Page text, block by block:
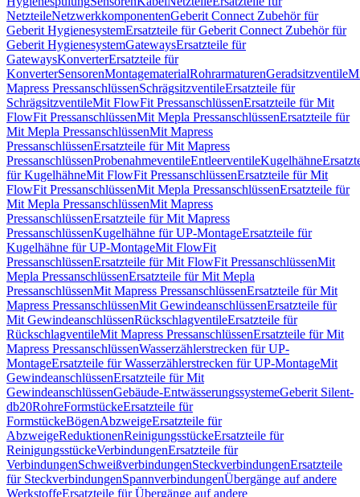
NetzteileNetzwerkkomponentenGeberit Connect Zubehör für
Geberit HygienesystemErsatzteile für Geberit Connect Zubehör für
Geberit HygienesystemGatewaysErsatzteile für
GatewaysKonverterErsatzteile für
KonverterSensorenMontagematerialRohrarmaturenGeradsitzventile
Mapress PressanschlüssenSchrägsitzventileErsatzteile für
SchrägsitzventileMit FlowFit PressanschlüssenErsatzteile für Mit
FlowFit PressanschlüssenMit Mepla PressanschlüssenErsatzteile für
Mit Mepla PressanschlüssenMit Mapress
PressanschlüssenErsatzteile für Mit Mapress
PressanschlüssenProbenahmeventileEntleerventileKugelhähne
für KugelhähneMit FlowFit PressanschlüssenErsatzteile für Mit
FlowFit PressanschlüssenMit Mepla PressanschlüssenErsatzteile für
Mit Mepla PressanschlüssenMit Mapress
PressanschlüssenErsatzteile für Mit Mapress
PressanschlüssenKugelhähne für UP-MontageErsatzteile für
Kugelhähne für UP-MontageMit FlowFit
PressanschlüssenErsatzteile für Mit FlowFit PressanschlüssenMit
Mepla PressanschlüssenErsatzteile für Mit Mepla
PressanschlüssenMit Mapress PressanschlüssenErsatzteile für Mit
Mapress PressanschlüssenMit GewindeanschlüssenErsatzteile für
Mit GewindeanschlüssenRückschlagventileErsatzteile für
RückschlagventileMit Mapress PressanschlüssenErsatzteile für Mit
Mapress PressanschlüssenWasserzählerstrecken für UP-
MontageErsatzteile für Wasserzählerstrecken für UP-MontageMit
GewindeanschlüssenErsatzteile für Mit
GewindeanschlüssenGebäude-EntwässerungssystemeGeberit Silent-
db20RohreFormstückeErsatzteile für
FormstückeBögenAbzweigeErsatzteile für
AbzweigeReduktionenReinigungsstückeErsatzteile für
ReinigungsstückeVerbindungenErsatzteile für
VerbindungenSchweißverbindungenSteckverbindungenErsatzteile
für SteckverbindungenSpannverbindungenÜbergänge auf andere
WerkstoffeErsatzteile für Übergänge auf andere